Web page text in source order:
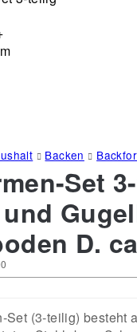
Backen
Set
D.
(3‑teilig) besteht